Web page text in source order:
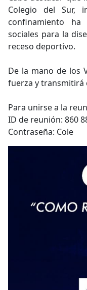
Colegio del Sur,
confinamiento
sociales para la
receso deportivo.
De la mano de los
fuerza y
Para unirse a la
ID de reunión: 860
Contraseña: Cole